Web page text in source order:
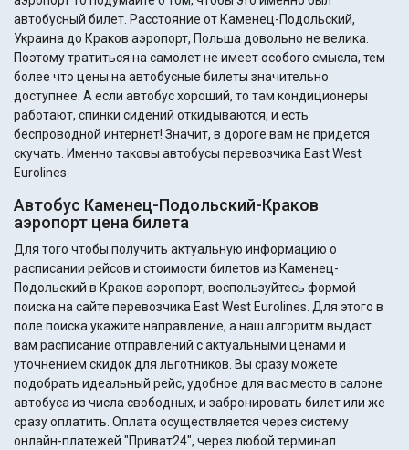
автобусный билет. Расстояние от Каменец-Подольский,
Украина до Краков аэропорт, Польша довольно не велика.
Поэтому тратиться на самолет не имеет особого смысла, тем
более что цены на автобусные билеты значительно
доступнее. А если автобус хороший, то там кондиционеры
работают, спинки сидений откидываются, и есть
беспроводной интернет! Значит, в дороге вам не придется
скучать. Именно таковы автобусы перевозчика East West
Eurolines.
Автобус Каменец-Подольский-Краков
аэропорт цена билета
Для того чтобы получить актуальную информацию о
расписании рейсов и стоимости билетов из Каменец-
Подольский в Краков аэропорт, воспользуйтесь формой
поиска на сайте перевозчика East West Eurolines. Для этого в
поле поиска укажите направление, а наш алгоритм выдаст
вам расписание отправлений с актуальными ценами и
уточнением скидок для льготников. Вы сразу можете
подобрать идеальный рейс, удобное для вас место в салоне
автобуса из числа свободных, и забронировать билет или же
сразу оплатить. Оплата осуществляется через систему
онлайн-платежей "Приват24", через любой терминал